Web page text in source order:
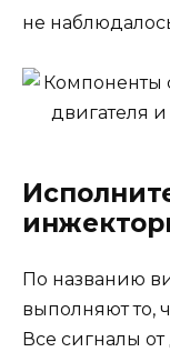
не
По названию
выполняют то,
Все сигналы